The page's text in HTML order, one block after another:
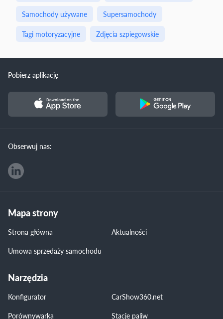
Samochody używane
Supersamochody
Tagi motoryzacyjne
Zdjęcia szpiegowskie
Pobierz aplikację
Obserwuj nas:
Mapa strony
Strona główna
Aktualności
Umowa sprzedaży samochodu
Narzędzia
Konfigurator
CarShow360.net
Porównywarka
Stacje paliw